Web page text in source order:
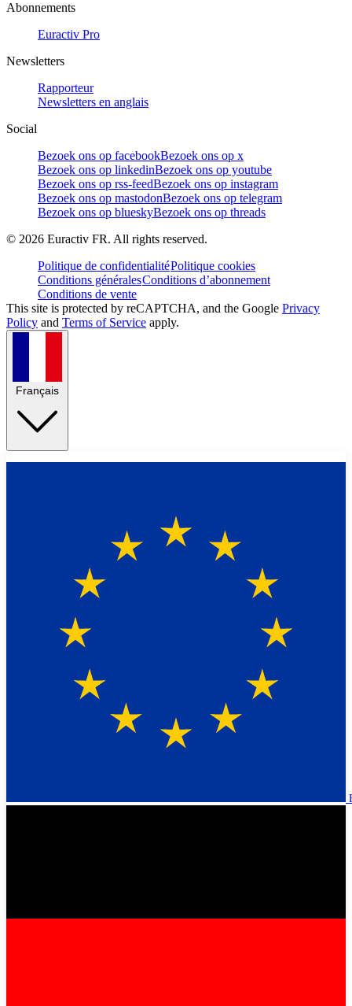
Abonnements
Euractiv Pro
Newsletters
Rapporteur
Newsletters en anglais
Social
Bezoek ons op facebookBezoek ons op x
Bezoek ons op linkedinBezoek ons op youtube
Bezoek ons op rss-feedBezoek ons op instagram
Bezoek ons op mastodonBezoek ons op telegram
Bezoek ons op blueskyBezoek ons op threads
© 2026 Euractiv FR. All rights reserved.
Politique de confidentialitéPolitique cookies
Conditions généralesConditions d’abonnement
Conditions de vente
This site is protected by reCAPTCHA, and the Google Privacy
Policy and Terms of Service apply.
Français